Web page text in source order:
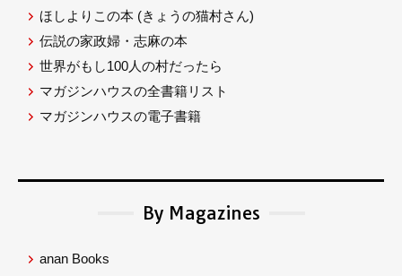
ほしよりこの本 (きょうの猫村さん)
伝説の家政婦・志麻の本
世界がもし100人の村だったら
マガジンハウスの全書籍リスト
マガジンハウスの電子書籍
By Magazines
anan Books